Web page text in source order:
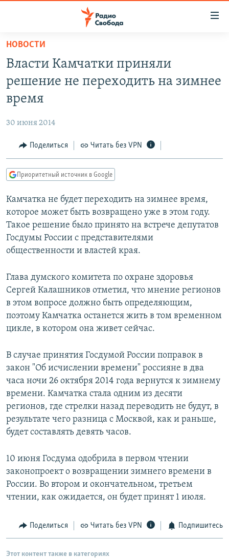
упрощенного
доступа
основному
Вернутся
Вернутся
поиску
АВТОРСКИЕ ПРОЕКТЫ
МНЕНИЯ
КУЛЬТУРА
КАВКАЗ.РЕАЛИИ
СЕВЕР.РЕАЛИИ
СИБИРЬ.РЕАЛИИ
РАСПИСАНИЕ ВЕЩАНИЯ
ПОДПИШИТЕСЬ НА РАССЫЛКУ
СОЦИАЛЬНЫЕ СЕТИ
Все сайты РСЕ/РС
НОВОСТИ
Власти Камчатки приняли
решение не переходить на зимнее
время
30 июня 2014
Поделиться Читать без VPN
Приоритетный источник в Google
Камчатка не будет переходить на зимнее время,
которое может быть возвращено уже в этом году.
Такое решение было принято на встрече депутатов
Госдумы России с представителями
общественности и властей края.
Глава думского комитета по охране здоровья
Сергей Калашников отметил, что мнение регионов
в этом вопросе должно быть определяющим,
поэтому Камчатка останется жить в том временном
цикле, в котором она живет сейчас.
В случае принятия Госдумой России поправок в
закон "Об исчислении времени" россияне в два
часа ночи 26 октября 2014 года вернутся к зимнему
времени. Камчатка стала одним из десяти
регионов, где стрелки назад переводить не будут, в
результате чего разница с Москвой, как и раньше,
будет составлять девять часов.
10 июня Госдума одобрила в первом чтении
законопроект о возвращении зимнего времени в
России. Во втором и окончательном, третьем
чтении, как ожидается, он будет принят 1 июля.
Поделиться Читать без VPN Подпишитесь
Этот контент также в категориях